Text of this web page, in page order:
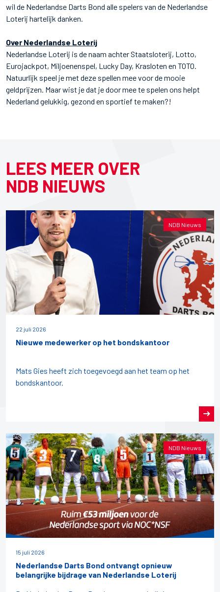
wil de Nederlandse Darts Bond alle spelers van de Nederlandse
Loterij hartelijk danken.
Over Nederlandse Loterij
Nederlandse Loterij is de naam achter Staatsloterij, Lotto,
Eurojackpot, Miljoenenspel, Lucky Day, Krasloten en TOTO.
Natuurlijk speel je met deze spellen mee voor de mooie
geldprijzen. Maar wist je dat je door mee te spelen ons helpt
Nederland gelukkig, gezond en sportief te maken?!
LEES MEER OVER
NDB NIEUWS
NDB Nieuws
22 juli 2026
Nieuwe medewerker op het bondskantoor
Mats Gies heeft zich toegevoegd aan het team op het
bondskantoor.
NDB Nieuws
15 juli 2026
Nederlandse Darts Bond ontvangt opnieuw
belangrijke bijdrage van Nederlandse Loterij